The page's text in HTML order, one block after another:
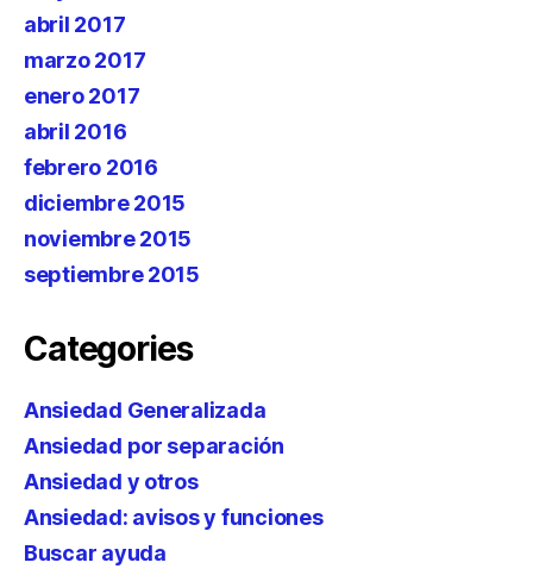
abril 2017
marzo 2017
enero 2017
abril 2016
febrero 2016
diciembre 2015
noviembre 2015
septiembre 2015
Categories
Ansiedad Generalizada
Ansiedad por separación
Ansiedad y otros
Ansiedad: avisos y funciones
Buscar ayuda